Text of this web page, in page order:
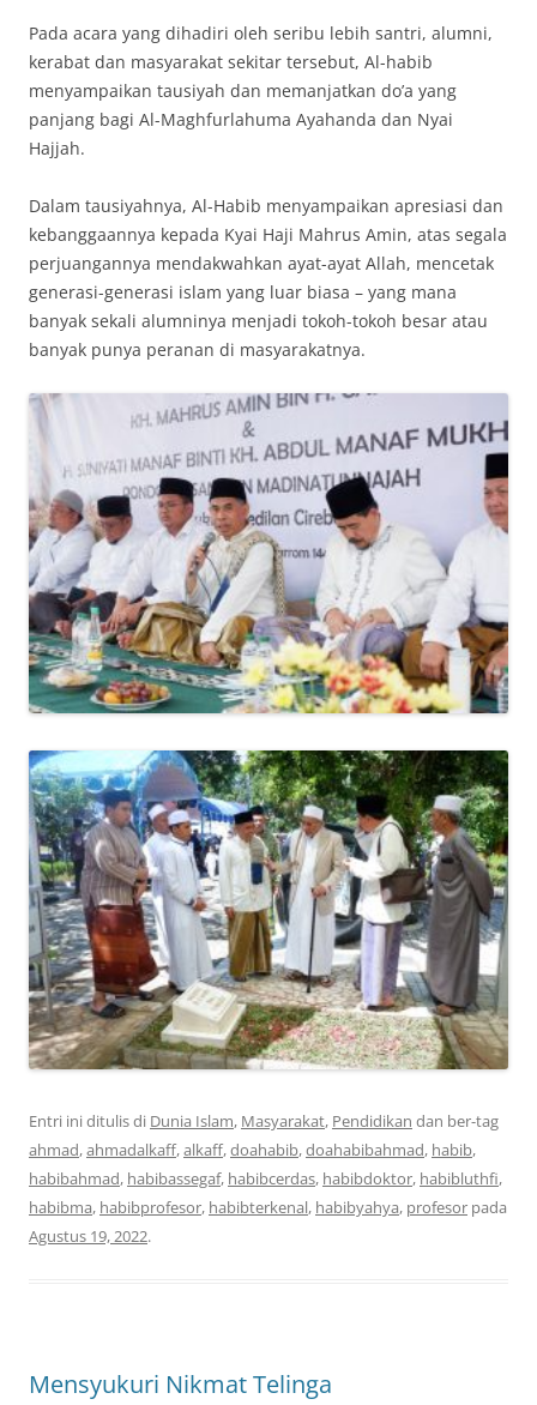
Pada acara yang dihadiri oleh seribu lebih santri, alumni,
kerabat dan masyarakat sekitar tersebut, Al-habib
menyampaikan tausiyah dan memanjatkan do’a yang
panjang bagi Al-Maghfurlahuma Ayahanda dan Nyai
Hajjah.
Dalam tausiyahnya, Al-Habib menyampaikan apresiasi dan
kebanggaannya kepada Kyai Haji Mahrus Amin, atas segala
perjuangannya mendakwahkan ayat-ayat Allah, mencetak
generasi-generasi islam yang luar biasa – yang mana
banyak sekali alumninya menjadi tokoh-tokoh besar atau
banyak punya peranan di masyarakatnya.
Entri ini ditulis di Dunia Islam, Masyarakat, Pendidikan dan ber-tag
ahmad,ahmadalkaff,alkaff,doahabib,doahabibahmad, habib,
habibahmad, habibassegaf, habibcerdas, habibdoktor, habibluthfi,
habibma, habibprofesor, habibterkenal, habibyahya, profesor pada
Agustus 19, 2022.
Mensyukuri Nikmat Telinga